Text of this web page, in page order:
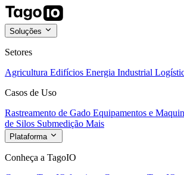
Soluções
Setores
Agricultura Edifícios Energia Industrial
Casos de Uso
Rastreamento de Gado Equipamentos e
de Silos Submedição Mais
Plataforma
Conheça a TagoIO